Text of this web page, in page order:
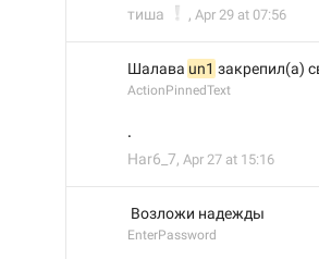
тиша
❕
, Apr 29 at 07:56
Шалава un1 закрепил(а)
ActionPinnedText
.
Har6_7, Apr 27 at 15:16
Возложи надежды
EnterPassword